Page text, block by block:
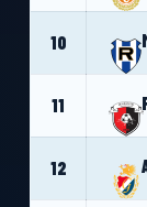
10
11
12